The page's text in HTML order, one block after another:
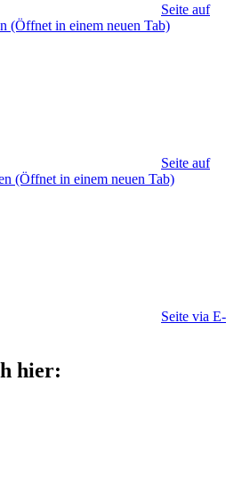
Seite auf
(Öffnet in einem neuen Tab)
Seite auf
(Öffnet in einem neuen Tab)
Seite via E-
hier: